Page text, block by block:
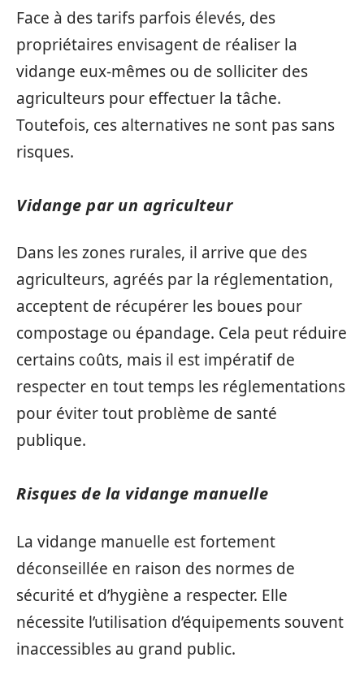
Face à des tarifs parfois élevés, des
propriétaires envisagent de réaliser la
vidange eux-mêmes ou de solliciter des
agriculteurs pour effectuer la tâche.
Toutefois, ces alternatives ne sont pas sans
risques.
Vidange par un agriculteur
Dans les zones rurales, il arrive que des
agriculteurs, agréés par la réglementation,
acceptent de récupérer les boues pour
compostage ou épandage. Cela peut réduire
certains coûts, mais il est impératif de
respecter en tout temps les réglementations
pour éviter tout problème de santé
publique.
Risques de la vidange manuelle
La vidange manuelle est fortement
déconseillée en raison des normes de
sécurité et d’hygiène a respecter. Elle
nécessite l’utilisation d’équipements souvent
inaccessibles au grand public.